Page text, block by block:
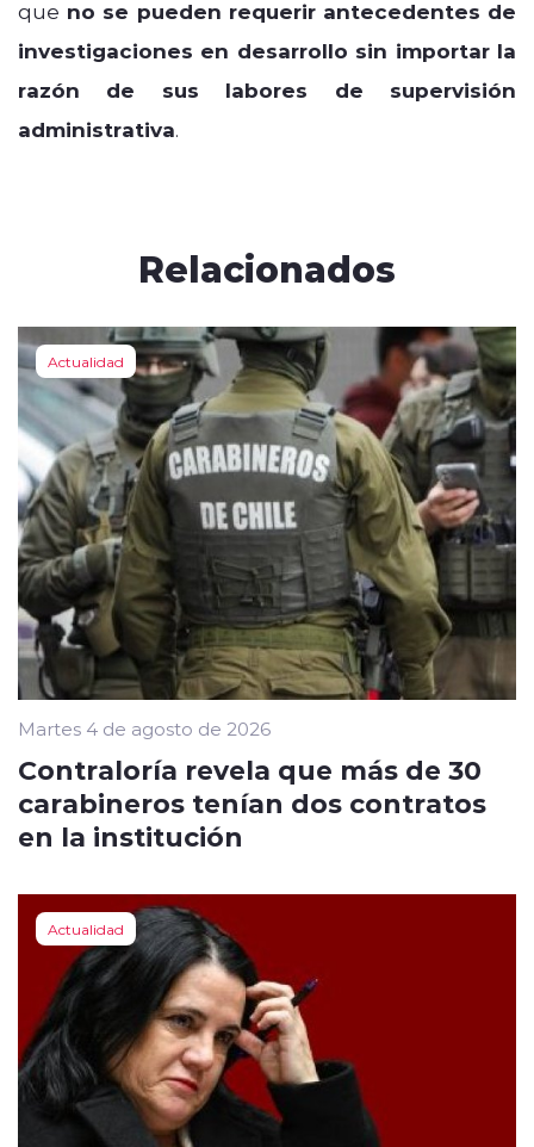
que no se pueden requerir antecedentes de
investigaciones en desarrollo sin importar la
razón de sus labores de supervisión
administrativa.
Relacionados
Actualidad
Martes 4 de agosto de 2026
Contraloría revela que más de 30
carabineros tenían dos contratos
en la institución
Actualidad